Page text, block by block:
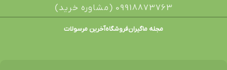
09918873763 (مشاوره خرید)
مجله ماگیرانفروشگاهآخرین مرسولات